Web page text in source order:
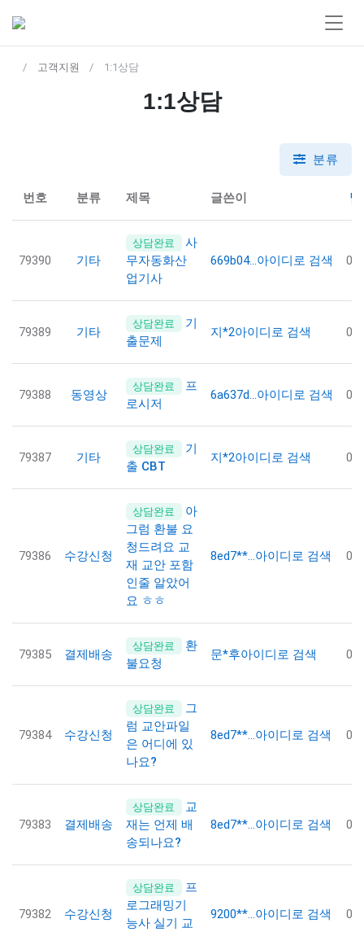
고객지원 1:1상담
1:1상담
분류
번호 분류 제목 글쓴이
79390 기타
상담완료
사
무자동화산
업기사
669b04… 아이디로 검색
79389 기타
상담완료
기
출문제
지*2아이디로 검색
79388 동영상
상담완료
프
로시저
6a637d… 아이디로 검색
79387 기타
상담완료
기
출 CBT
지*2아이디로 검색
79386 수강신청
상담완료
아
그럼 환불 요
청드려요 교
재 교안 포함
인줄 알았어
요 ㅎㅎ
8ed7**… 아이디로 검색
79385 결제배송
상담완료
환
불요청
문*후아이디로 검색
79384 수강신청
상담완료
그
럼 교안파일
은 어디에 있
나요?
8ed7**… 아이디로 검색
79383 결제배송
상담완료
교
재는 언제 배
송되나요?
8ed7**… 아이디로 검색
79382 수강신청
상담완료
프
로그래밍기
능사 실기 교
9200**… 아이디로 검색